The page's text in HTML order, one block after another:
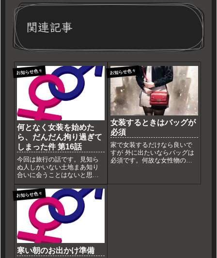
関連記事
お知らせ色々
何となく女装を始めた
ら、だんだん拘り過ぎて
しまった件 第16話
今回は旅行の話です。見知ら
ぬ人しかいない土地まあ知り
合いに会うことはないと思っ
ていたら女装なんてしてても
躊躇いなく羽目を外せますね♪
友達と行けたら尚更楽しいと
思います。乗り物乗ってすぐ
ビール空けたり男物の下着を
忘れたのは実際の出来事で
す。メ...
お知らせ色々
女装するときはバッグが
必須
家で女装するだけなら良いで
すが 外に出たいならバッグは
必須です。何故な女性物の服
困難です。色々意見が分かれ
お知らせ色々
寒い朝のお出かけ準備